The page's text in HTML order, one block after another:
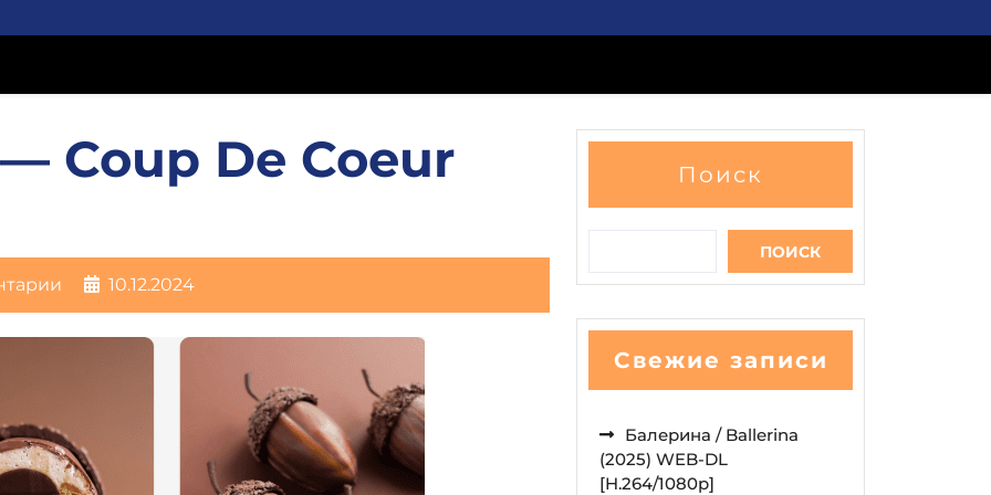
Coup De Coeur
10.12.2024
Поиск
ПОИСК
Свежие записи
Балерина / Ballerina
(2025) WEB-DL
[H.264/1080p]